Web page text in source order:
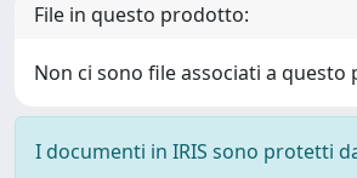
File in questo prodotto:
Non ci sono file associati a questo
I documenti in IRIS sono protetti